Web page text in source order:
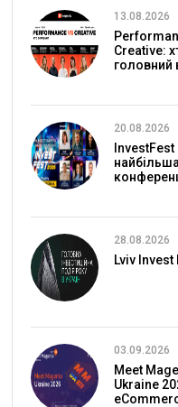
13.08.2026
Creative:
головний
20.08.2026
InvestFest
28.08.2026
Lviv
03.09.2026
Meet
Ukraine